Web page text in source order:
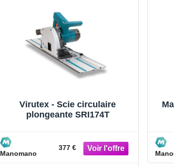
Virutex - Scie circulaire
plongeante SRI174T
Manomano
377 €